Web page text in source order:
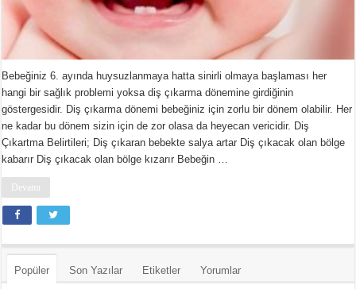
Bebeğiniz 6. ayında huysuzlanmaya hatta sinirli olmaya başlaması her
hangi bir sağlık problemi yoksa diş çıkarma dönemine girdiğinin
göstergesidir. Diş çıkarma dönemi bebeğiniz için zorlu bir dönem olabilir. Her
ne kadar bu dönem sizin için de zor olasa da heyecan vericidir. Diş
Çıkartma Belirtileri; Diş çıkaran bebekte salya artar Diş çıkacak olan bölge
kabarır Diş çıkacak olan bölge kızarır Bebeğin …
Devamı
Popüler Son Yazılar Etiketler Yorumlar